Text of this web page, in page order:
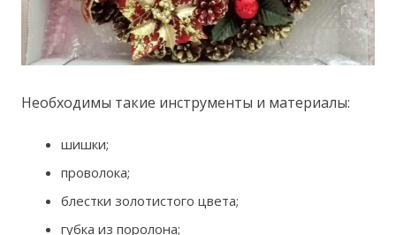
Необходимы такие инструменты и материалы:
шишки;
проволока;
блестки золотистого цвета;
губка из поролона;